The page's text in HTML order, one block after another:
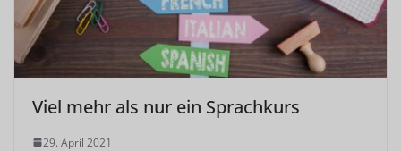
Viel mehr als nur ein Sprachkurs
29. April 2021